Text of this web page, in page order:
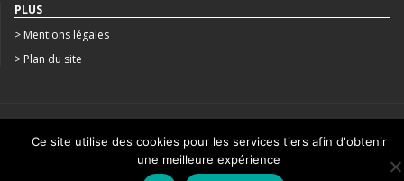
PLUS
> Mentions légales
> Plan du site
CRÉATION : AGENCE STUDIO N°3
Ce site utilise des cookies pour les services tiers afin d'obtenir
une meilleure expérience